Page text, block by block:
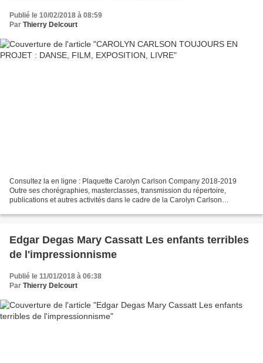
Publié le 10/02/2018 à 08:59
Par Thierry Delcourt
Consultez la en ligne : Plaquette Carolyn Carlson Company 2018-2019
Outre ses chorégraphies, masterclasses, transmission du répertoire,
publications et autres activités dans le cadre de la Carolyn Carlson
Edgar Degas Mary Cassatt Les enfants terribles
de l'impressionnisme
Publié le 11/01/2018 à 06:38
Par Thierry Delcourt